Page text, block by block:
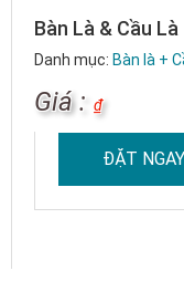
Bàn Là & Cầu Là
Danh mục: Bàn là +
Giá : ₫
ĐẶT NGAY